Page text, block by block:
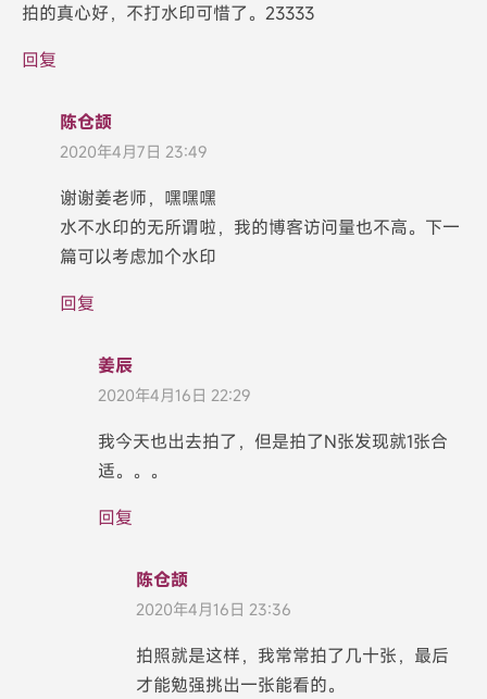
拍的真心好，不打水印可惜了。23333
回复
陈仓颉
2020年4月7日 23:49
谢谢姜老师，嘿嘿嘿
水不水印的无所谓啦，我的博客访问量也不高。下一
篇可以考虑加个水印
回复
姜辰
2020年4月16日 22:29
我今天也出去拍了，但是拍了N张发现就1张合
适。。。
回复
陈仓颉
2020年4月16日 23:36
拍照就是这样，我常常拍了几十张，最后
才能勉强挑出一张能看的。